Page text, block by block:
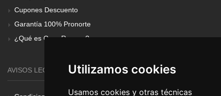
Utilizamos cookies
Usamos cookies y otras técnicas
Cupones Descuento
Garantía 100% Pronorte
¿Qué es Gear Renove?
AVISOS LEGALES